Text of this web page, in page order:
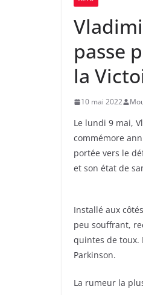
passe
la
10 mai 2022
Le lundi 9 mai,
commémore
portée vers le
et son état de
Installé aux
peu souffrant,
quintes de toux.
Parkinson.
La rumeur la